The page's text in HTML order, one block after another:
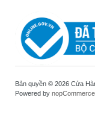
Bản quyền © 2026 Cửa
Powered by nopCommerce